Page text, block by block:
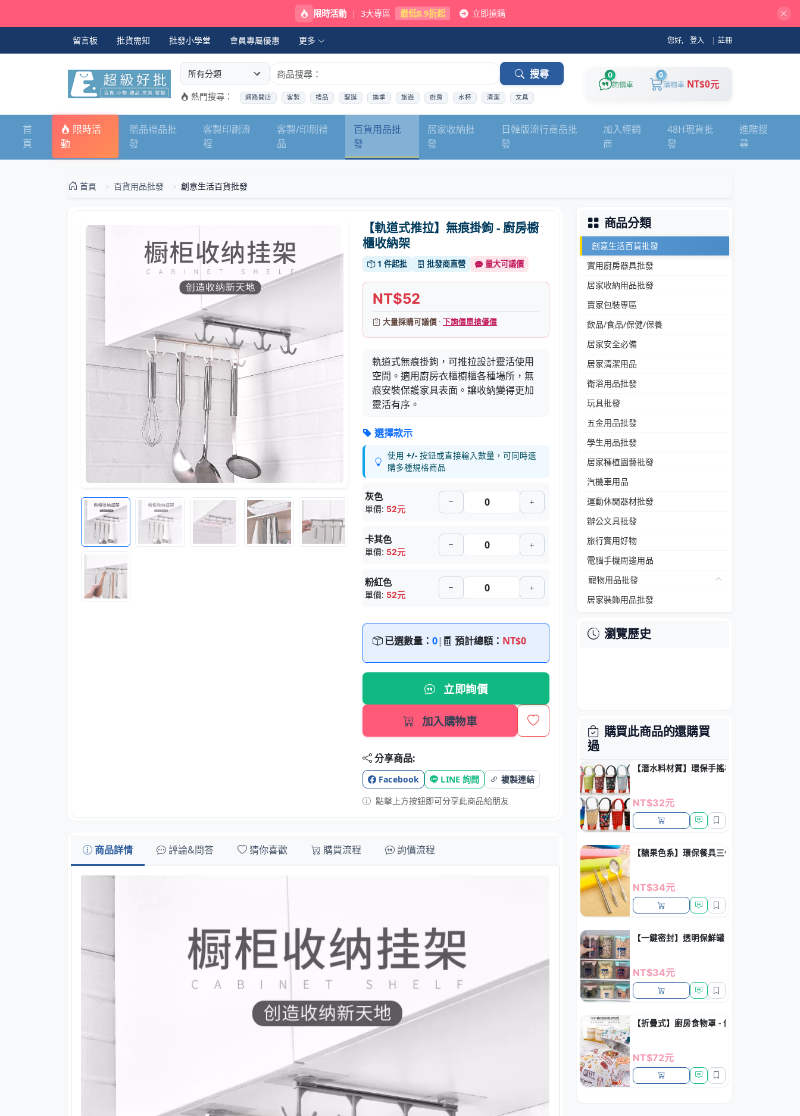
限時活動 | 3大專區 最低8.9折起 立即搶購
留言板 批貨需知 批發小學堂 會員專屬優惠 更多 您好, 登入 | 註冊
選擇商品分類
搜尋商品關鍵字 搜尋
熱門搜尋： 網路開店 客製 禮品 聖誕 換季 旅遊 廚房 水杯 清潔 文具
0
詢價車
0
購物車 NT$0元
首
頁
限時活
動
贈品禮品批
發
客製印刷流
程
客製/印刷禮
品
百貨用品批
發
居家收納批
發
日韓版流行商品批
發
加入經銷
商
48H現貨批
發
進階搜
尋
首頁 百貨用品批發 創意生活百貨批發
【軌道式推拉】無痕掛鉤 - 廚房櫥
櫃收納架
1 件起批 批發商直營 量大可議價
NT$52
大量採購可議價 ·下詢價單搶優價
軌道式無痕掛鉤，可推拉設計靈活使用
空間。適用廚房衣櫃櫥櫃各種場所，無
痕安裝保護家具表面。讓收納變得更加
靈活有序。
選擇款示
使用+/- 按鈕或直接輸入數量，可同時選
購多種規格商品
灰色
單價: 52元
卡其色
單價: 52元
粉紅色
單價: 52元
已選數量：0| 預計總額： NT$0
立即詢價
加入購物車
分享商品:
Facebook LINE 詢問
複製連結
點擊上方按鈕即可分享此商品給朋友
商品詳情 評論&問答 猜你喜歡 購買流程 詢價流程
商品分類
創意生活百貨批發
實用廚房器具批發
居家收納用品批發
賣家包裝專區
飲品/食品/保健/保養
居家安全必備
居家清潔用品
衛浴用品批發
玩具批發
五金用品批發
學生用品批發
居家種植園藝批發
汽機車用品
運動休閒器材批發
辦公文具批發
旅行實用好物
電腦手機周邊用品
寵物用品批發
居家裝飾用品批發
瀏覽歷史
購買此商品的還購買
過
【潛水料材質】環保手搖杯隔熱套 - 防燙防
NT$32元
【糖果色系】環保餐具三件組 - 不銹鋼戶外
NT$34元
【一鍵密封】透明保鮮罐 - 廚房雜糧收納罐
NT$34元
【折疊式】廚房食物罩 - 保溫防蠅飯菜防塵罩
NT$72元